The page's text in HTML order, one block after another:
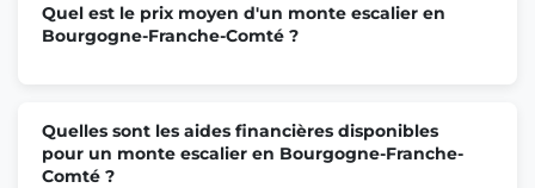
Monte escalier Beaune
Monte escalier Pontarlier
Quel est le prix moyen d'un monte escalier en
Bourgogne-Franche-Comté ?
Quelles sont les aides financières disponibles
pour un monte escalier en Bourgogne-Franche-
Comté ?